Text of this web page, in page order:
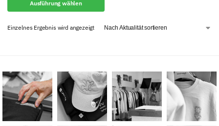
Ausführung wählen
Einzelnes Ergebnis wird angezeigt